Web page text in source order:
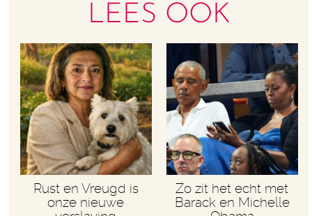
LEES OOK
Rust en Vreugd is
onze nieuwe
Zo zit het echt met
Barack en Michelle